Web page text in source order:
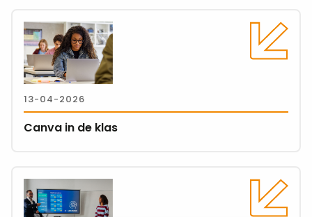
13-04-2026
Canva in de klas
Lees
meer
over
Canva
de
klas
Lees
meer
over